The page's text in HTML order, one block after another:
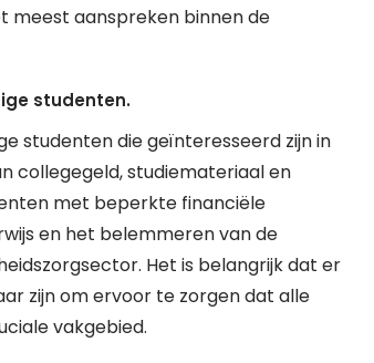
meest aanspreken binnen de
studenten.
studenten die geïnteresseerd zijn in
collegegeld, studiemateriaal en
met beperkte financiële
en het belemmeren van de
Het is belangrijk dat er
zijn om ervoor te zorgen dat alle
vakgebied.